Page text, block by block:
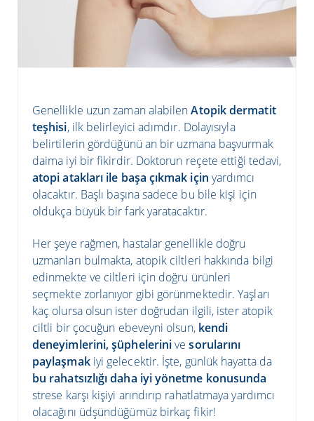
Genellikle uzun zaman alabilenAtopik dermatit
teşhisi, ilk belirleyici adımdır. Dolayısıyla
belirtilerin gördüğünü an bir uzmana başvurmak
daima iyi bir fikirdir. Doktorun reçete ettiği tedavi,
atopi atakları ile başa çıkmak için yardımcı
olacaktır. Başlı başına sadece bu bile kişi için
oldukça büyük bir fark yaratacaktır.
Her şeye rağmen, hastalar genellikle doğru
uzmanları bulmakta, atopik ciltleri hakkında bilgi
edinmekte ve ciltleri için doğru ürünleri
seçmekte zorlanıyor gibi görünmektedir. Yaşları
kaç olursa olsun ister doğrudan ilgili, ister atopik
ciltli bir çocuğun ebeveyni olsun, kendi
deneyimlerini, şüphelerinive sorularını
paylaşmakiyi gelecektir. İşte, günlük hayatta da
bu rahatsızlığı daha iyi yönetme konusunda
strese karşı kişiyi arındırıp rahatlatmaya yardımcı
olacağını üdşündüğümüz birkaç fikir!